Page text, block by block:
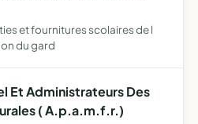
et fournitures scolaires de l
du gard
Et Administrateurs Des
( A.p.a.m.f.r.)